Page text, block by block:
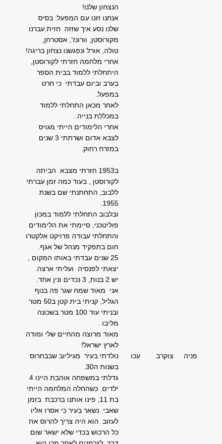
הנצחון שלנו!
אנחנו זזנו עם המפעל: בסיס
שלנו נסע איך שזזה חזית.עברנו
מקורוסטן, וורונז', אסטרחן,
טולה, אורל ונפגשנו נצחון בריגה!
אחרי מלחמה חזרתי לקורוסטן,
היתחלתי ללמוד בבית הספר
בערב וביום עבדתי כי חרט
במפעל.
לאחר מכאן התחלתי ללמוד
במכללת בנייה.
אחרי הלימודים הייתי מגויס
לצבא אדום ושרתתי 3 שנים
במזרח רחוק.
ב1953 חזרתי מצבא הביתה
לקורוסטן , בעוד כמה זמן עברתי
ללבוב, התחתנתי שם בשנת
1955.
ובלבוב התחלתי ללמוד במכון
פוליטכני, סיימתי את הלימודים
והתחלתי עבודה פרויקט אלקטרו
חום בתפקיד מנהל של אגף.
25 שנים עבדתי באותו המקום ,
יצאתי לפנסיה ועליתי ארצה.
יש 2 בנות, 3 נכדים ונין אחד.
אני מאוד שמח שגר פה בנוף
הגליל, קניתי בית קטן ב50 מטר
ובניתי עוד 100 מטר בשכונה
מליבו .
מאוד מרוצה מהחיים שלי ומודה
לארץ ישראל!
פניה
צוקרב עכו
נולדתי בעיר מגיליוב שבבחרוס
בשנות ה30.
גדלתי במשפחה אוהבת היינו 4
ילדים. כשהחלה המלחמה הייתי
בת 11, פינו אותנו ברכבת בזמן
שאבי נשאר בעיר כי אסרו אליו
לעזוב הוא היה צריך להרוס את
כל הרכוש בכדי שלא ישאר שום